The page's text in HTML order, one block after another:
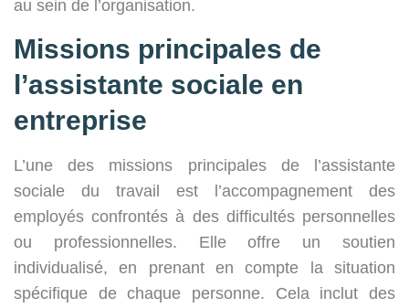
au sein de l’organisation.
Missions principales de
l’assistante sociale en
entreprise
L’une des missions principales de l’assistante
sociale du travail est l’accompagnement des
employés confrontés à des difficultés personnelles
ou professionnelles. Elle offre un soutien
individualisé, en prenant en compte la situation
spécifique de chaque personne. Cela inclut des